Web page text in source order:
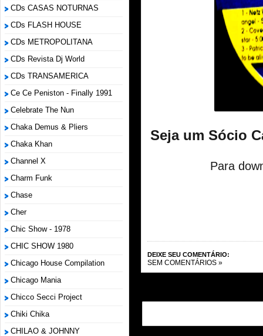
CDs CASAS NOTURNAS
CDs FLASH HOUSE
CDs METROPOLITANA
CDs Revista Dj World
CDs TRANSAMERICA
Ce Ce Peniston - Finally 1991
Celebrate The Nun
Chaka Demus & Pliers
Chaka Khan
Channel X
Charm Funk
Chase
Cher
Chic Show - 1978
CHIC SHOW 1980
Chicago House Compilation
Chicago Mania
Chicco Secci Project
Chiki Chika
CHILAO & JOHNNY
Seja um Sócio
Para
DEIXE SEU COMENTÁRIO:
SEM COMENTÁRIOS »